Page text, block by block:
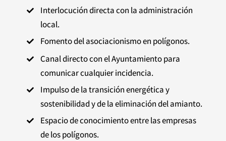

Interlocución directa con la administración
local.
 Fomento del asociacionismo en polígonos.

Canal directo con el Ayuntamiento para
comunicar cualquier incidencia.

Impulso de la transición energética y
sostenibilidad y de la eliminación del amianto.

Espacio de conocimiento entre las empresas
de los polígonos.